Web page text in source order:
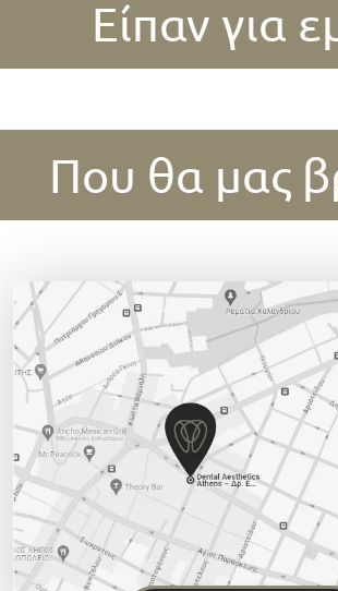
Είπαν για
Που θα μας